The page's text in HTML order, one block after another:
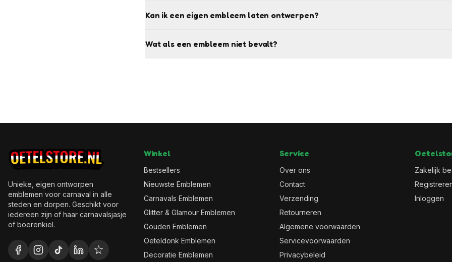
Kan ik een eigen embleem laten ontwerpen?
Wat als een embleem niet bevalt?
Unieke, eigen ontworpen
emblemen voor carnaval in alle
steden en dorpen. Geschikt voor
iedereen zijn of haar carnavalsjasje
of boerenkiel.
Winkel
Bestsellers
Nieuwste Emblemen
Carnavals Emblemen
Glitter & Glamour Emblemen
Gouden Emblemen
Oeteldonk Emblemen
Decoratie Emblemen
Service
Over ons
Contact
Verzending
Retourneren
Algemene voorwaarden
Servicevoorwaarden
Privacybeleid
Zakelijk
Inloggen